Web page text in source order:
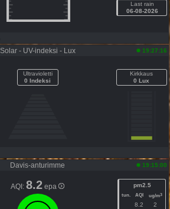
Last rain
06-08-2026
Solar - UV-indeksi - Lux 19:27:16
Ultravioletti
0 Indeksi
Kirkkaus
0 Lux
Davis-anturimme 19:15:00
AQI:8.2 epa pm2.5
tun. AQI ug/m3
8.2 2